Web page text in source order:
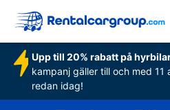
Upp till 20% rabatt på
kampanj gäller till och med
redan idag!